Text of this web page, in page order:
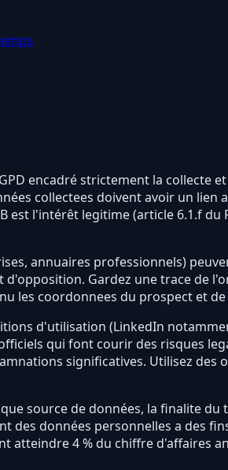
encadré strictement la
collectees doivent avoir un
l'intérêt legitime (article 6.1.f
annuaires professionnels)
Gardez une trace de
les coordonnees du prospect et
d'utilisation (LinkedIn
qui font courir des risques
significatives. Utilisez
source de données, la finalite
données personnelles a des
atteindre 4 % du chiffre d'affaires